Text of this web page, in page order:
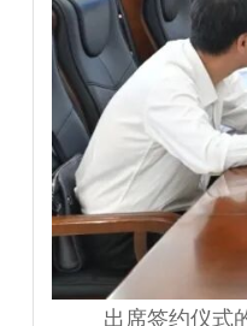
出席签约仪式